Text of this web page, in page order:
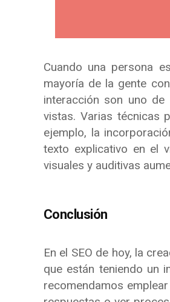
Cuando una persona
mayoría de la gente
interacción son uno
vistas. Varias técnicas
ejemplo, la
texto explicativo en el
visuales y auditivas
Conclusión
En el SEO de hoy, la
que están teniendo un
recomendamos